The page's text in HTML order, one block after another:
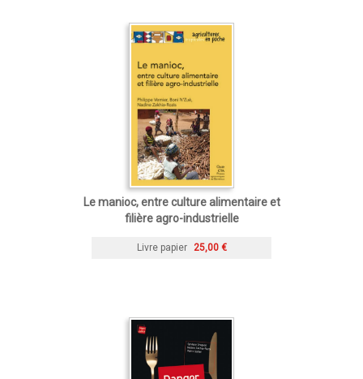
Le manioc, entre culture alimentaire et
filière agro-industrielle
Livre papier 25,00 €